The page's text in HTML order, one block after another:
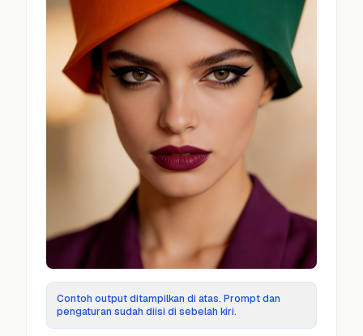
Contoh output ditampilkan di atas. Prompt dan
pengaturan sudah diisi di sebelah kiri.